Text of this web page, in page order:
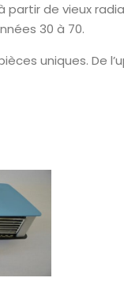
partir de vieux
30 à 70.
uniques. De